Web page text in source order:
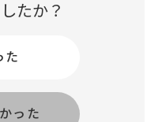
たか？
た
った